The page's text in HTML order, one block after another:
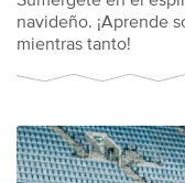
navideño. ¡Aprende
mientras tanto!